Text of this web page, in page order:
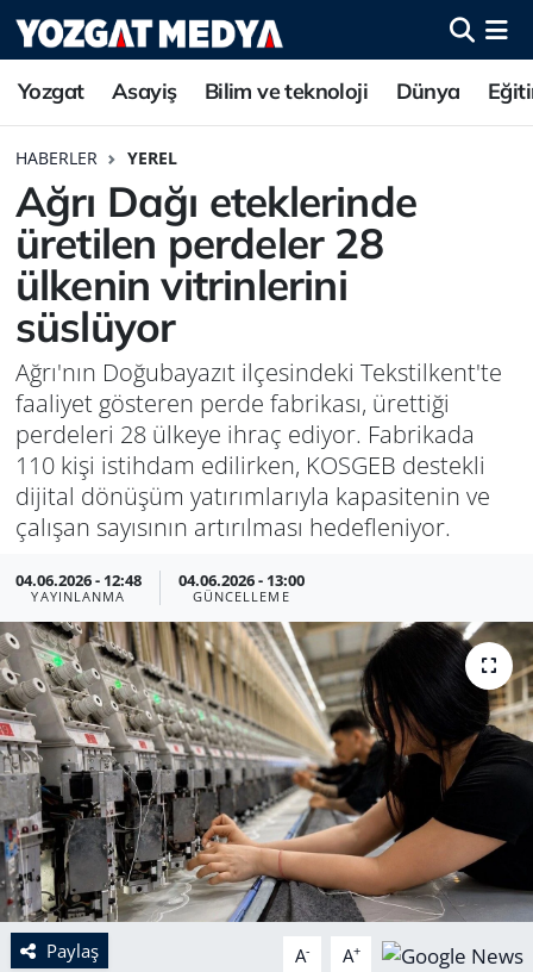
Yozgat Asayiş Bilim ve teknoloji Dünya
HABERLER YEREL
Ağrı Dağı eteklerinde
üretilen perdeler 28
ülkenin vitrinlerini
süslüyor
Ağrı'nın Doğubayazıt ilçesindeki Tekstilkent'te
faaliyet gösteren perde fabrikası, ürettiği
perdeleri 28 ülkeye ihraç ediyor. Fabrikada
110 kişi istihdam edilirken, KOSGEB destekli
dijital dönüşüm yatırımlarıyla kapasitenin ve
çalışan sayısının artırılması hedefleniyor.
04.06.2026 - 12:48
YAYINLANMA
04.06.2026 - 13:00
GÜNCELLEME
Paylaş A- A+